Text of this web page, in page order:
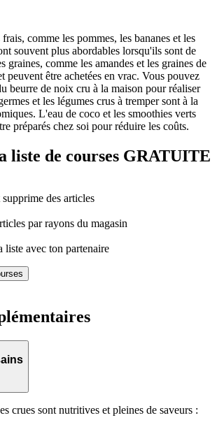
comme les pommes, les bananes et les
souvent plus abordables lorsqu'ils sont de
graines, comme les amandes et les graines de
peuvent être achetées en vrac. Vous pouvez
beurre de noix cru à la maison pour réaliser
et les légumes crus à tremper sont à la
L'eau de coco et les smoothies verts
préparés chez soi pour réduire les coûts.
liste de courses GRATUITE
des articles
par rayons du magasin
liste avec ton partenaire
crues sont nutritives et pleines de saveurs :